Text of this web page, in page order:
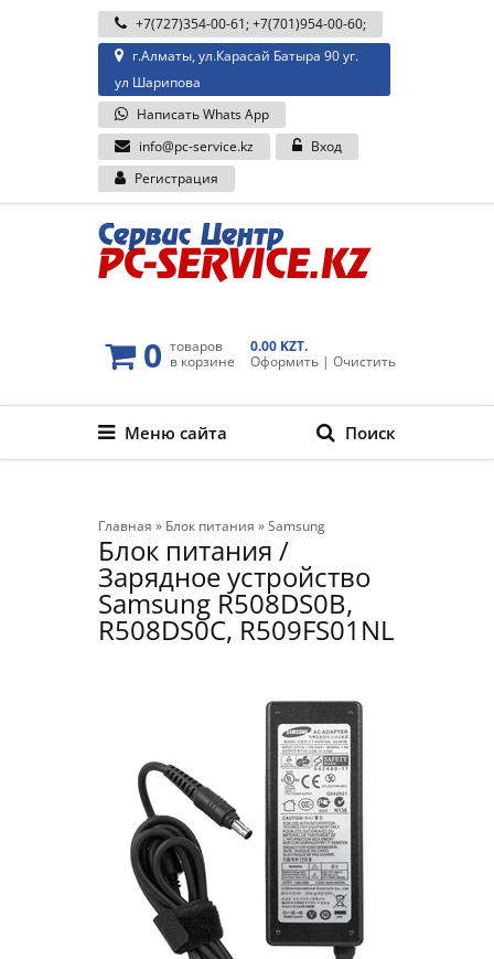
+7(727)354-00-61;+7(701)954-00-60;
г.Алматы, ул.Карасай Батыра 90 уг.
ул Шарипова
Написать Whats App
info@pc-service.kz
Вход
Регистрация
0 товаров
в корзине
0.00 KZT.
Оформить | Очистить
Меню сайта Поиск
Главная » Блок питания »Samsung
Блок питания /
Зарядное устройство
Samsung R508DS0B,
R508DS0C, R509FS01NL